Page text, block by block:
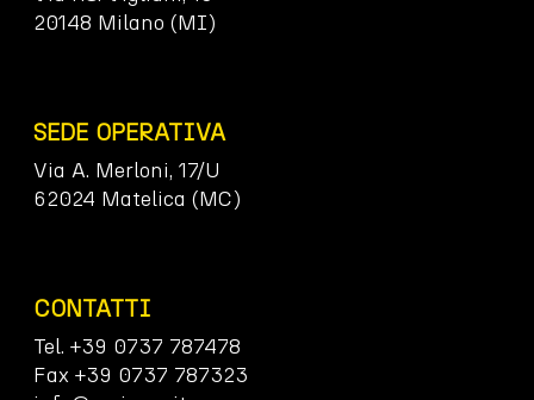
20148 Milano (MI)
SEDE OPERATIVA
Via A. Merloni, 17/U
62024 Matelica (MC)
CONTATTI
Tel. +39 0737 787478
Fax +39 0737 787323